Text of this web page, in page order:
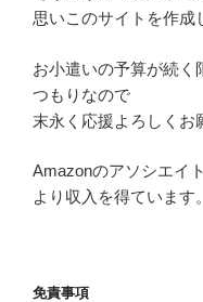
思いこのサイトを作成
お小遣いの予算が続く
つもりなので
末永く応援よろしくお
Amazonのアソシエイ
より収入を得ています。
免責事項